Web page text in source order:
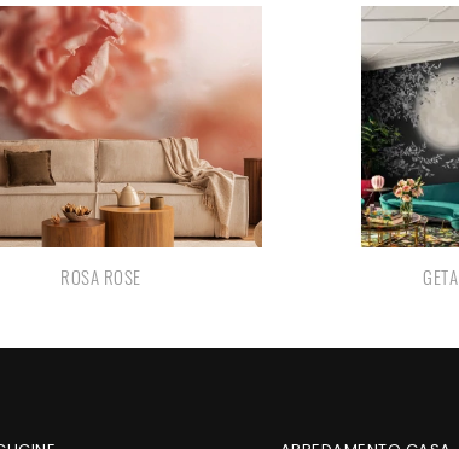
ROSA ROSE GETA